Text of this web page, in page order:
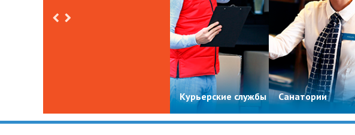
Курьерские службы Санатории